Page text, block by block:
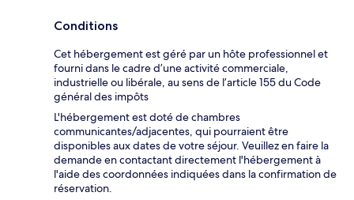
Conditions
Cet hébergement est géré par un hôte professionnel et
fourni dans le cadre d’une activité commerciale,
industrielle ou libérale, au sens de l’article 155 du Code
général des impôts
L'hébergement est doté de chambres
communicantes/adjacentes, qui pourraient être
disponibles aux dates de votre séjour. Veuillez en faire la
demande en contactant directement l'hébergement à
l'aide des coordonnées indiquées dans la confirmation de
réservation.